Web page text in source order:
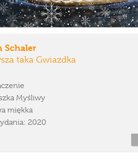
Schaler
taka Gwiazdka
Myśliwy
miękka
2020